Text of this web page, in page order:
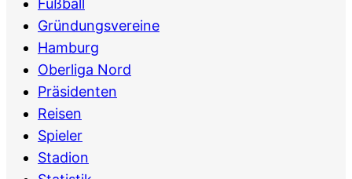
Fußball
Gründungsvereine
Hamburg
Oberliga Nord
Präsidenten
Reisen
Spieler
Stadion